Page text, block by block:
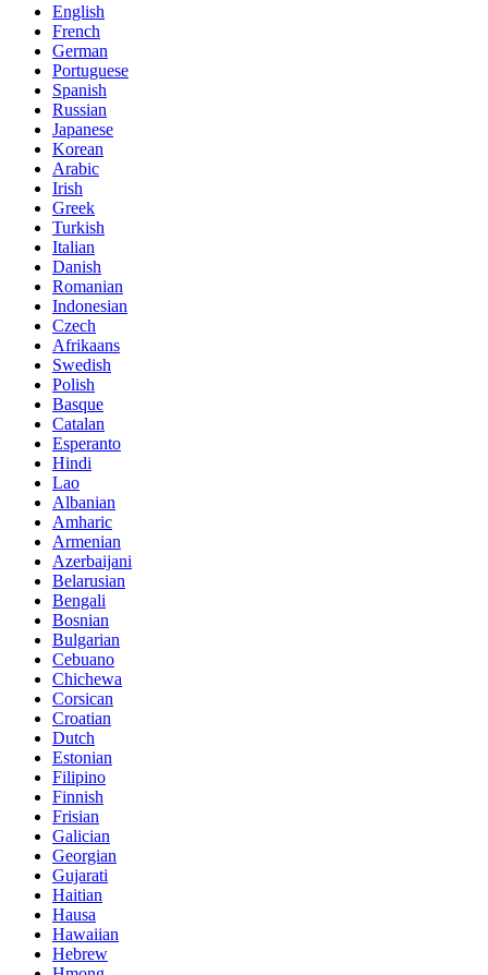
English
French
German
Portuguese
Spanish
Russian
Japanese
Korean
Arabic
Irish
Greek
Turkish
Italian
Danish
Romanian
Indonesian
Czech
Afrikaans
Swedish
Polish
Basque
Catalan
Esperanto
Hindi
Lao
Albanian
Amharic
Armenian
Azerbaijani
Belarusian
Bengali
Bosnian
Bulgarian
Cebuano
Chichewa
Corsican
Croatian
Dutch
Estonian
Filipino
Finnish
Frisian
Galician
Georgian
Gujarati
Haitian
Hausa
Hawaiian
Hebrew